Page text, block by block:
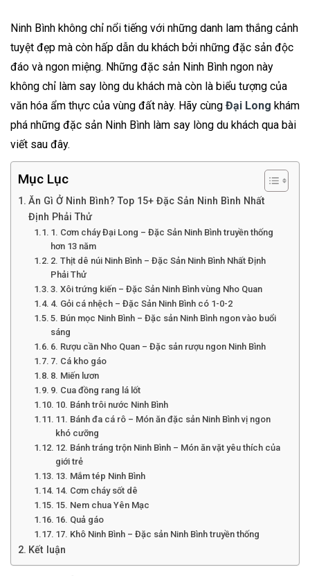
Ninh Bình không chỉ nổi tiếng với những danh lam thắng cảnh
tuyệt đẹp mà còn hấp dẫn du khách bởi những đặc sản độc
đáo và ngon miệng. Những đặc sản Ninh Bình ngon này
không chỉ làm say lòng du khách mà còn là biểu tượng của
văn hóa ẩm thực của vùng đất này. Hãy cùng Đại Long khám
phá những đặc sản Ninh Bình làm say lòng du khách qua bài
viết sau đây.
Mục Lục
Ăn Gì Ở Ninh Bình? Top 15+ Đặc Sản Ninh Bình Nhất
Định Phải Thử
1. Cơm cháy Đại Long – Đặc Sản Ninh Bình truyền thống
hơn 13 năm
2. Thịt dê núi Ninh Bình – Đặc Sản Ninh Bình Nhất Định
Phải Thử
3. Xôi trứng kiến – Đặc Sản Ninh Bình vùng Nho Quan
4. Gỏi cá nhệch – Đặc Sản Ninh Bình có 1-0-2
5. Bún mọc Ninh Bình – Đặc sản Ninh Bình ngon vào buổi
sáng
6. Rượu cần Nho Quan – Đặc sản rượu ngon Ninh Bình
7. Cá kho gáo
8. Miến lươn
9. Cua đồng rang lá lốt
10. Bánh trôi nước Ninh Bình
11. Bánh đa cá rô – Món ăn đặc sản Ninh Bình vị ngon
khó cưỡng
12. Bánh tráng trộn Ninh Bình – Món ăn vặt yêu thích của
giới trẻ
13. Mắm tép Ninh Bình
14. Cơm cháy sốt dê
15. Nem chua Yên Mạc
16. Quả gáo
17. Khô Ninh Bình – Đặc sản Ninh Bình truyền thống
Kết luận